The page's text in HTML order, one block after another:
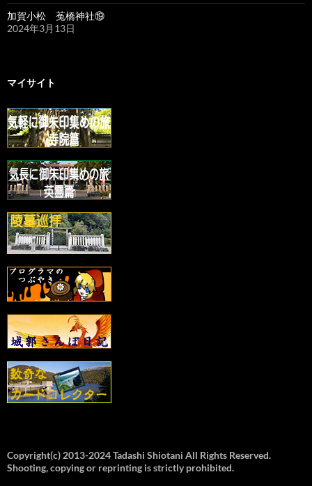
加賀小松 菟橋神社⑲
2024年3月13日
マイサイト
Copyright(c) 2013-2024 Tadashi Shiotani All Rights Reserved.
Shooting, copying or reprinting is strictly prohibited.